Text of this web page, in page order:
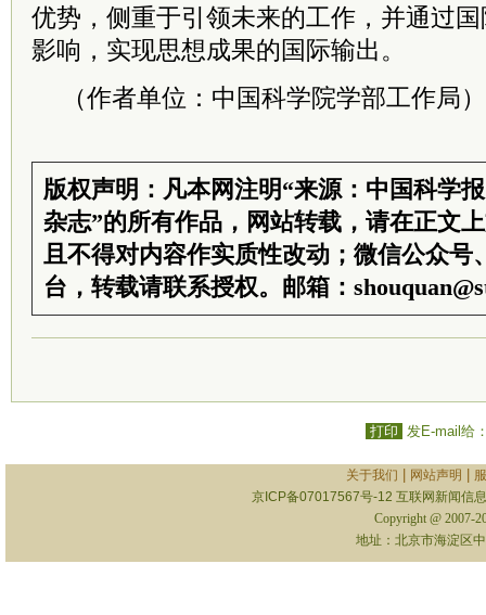
优势，侧重于引领未来的工作，并通过
影响，实现思想成果的国际输出。
（作者单位：中国科学院学部工作局）
版权声明：凡本网注明“来源：中国科学
杂志”的所有作品，网站转载，请在正文
且不得对内容作实质性改动；微信公众号
台，转载请联系授权。邮箱：
打印 发E-mail给
关于我们 网站声明
京ICP备07017567号-12 互联网新闻信
Copyright @ 2007-
地址：北京市海淀区